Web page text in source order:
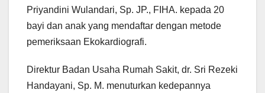
Priyandini Wulandari, Sp. JP., FIHA. kepada 20
bayi dan anak yang mendaftar dengan metode
pemeriksaan Ekokardiografi.
Direktur Badan Usaha Rumah Sakit, dr. Sri Rezeki
Handayani, Sp. M. menuturkan kedepannya